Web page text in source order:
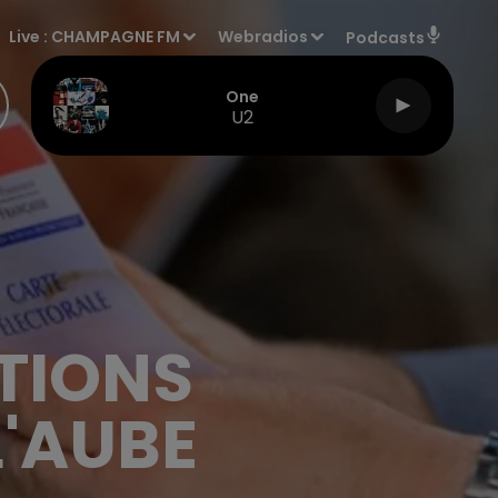
Live : CHAMPAGNE FM Webradios Podcasts
One
U2